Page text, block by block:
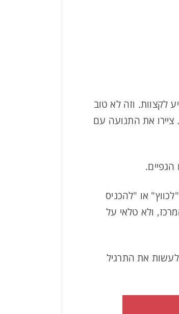
לקצוות. וזה לא טוב
ציירו את התנועה עם
הגפיים.
או "להכניס
ולא טלאי על
לעשות את התרגיל